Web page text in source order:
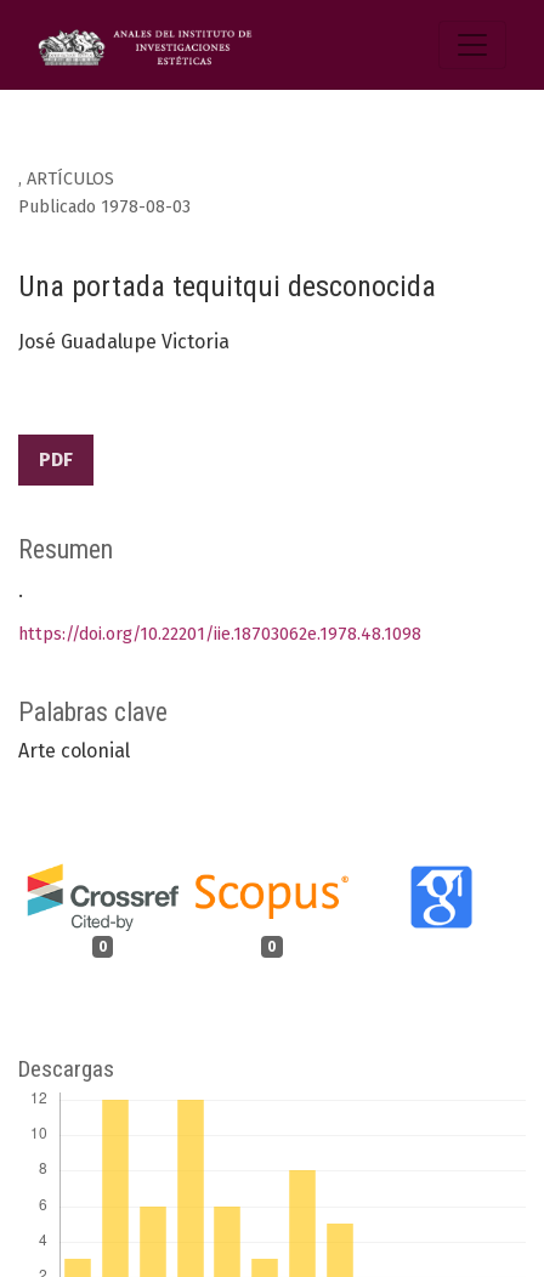
, ARTÍCULOS
Una portada tequitqui desconocida
Publicado 1978-08-03
José Guadalupe Victoria
PDF
Palabras clave
Arte colonial
0 0
Resumen
.
https://doi.org/10.22201/iie.18703062e.1978.48.1098
Descargas